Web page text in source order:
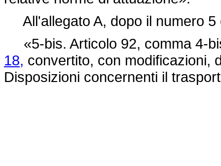
All'allegato A, dopo il numero 5
«5-bis. Articolo 92, comma 4-
18, convertito, con modificazioni,
Disposizioni concernenti il